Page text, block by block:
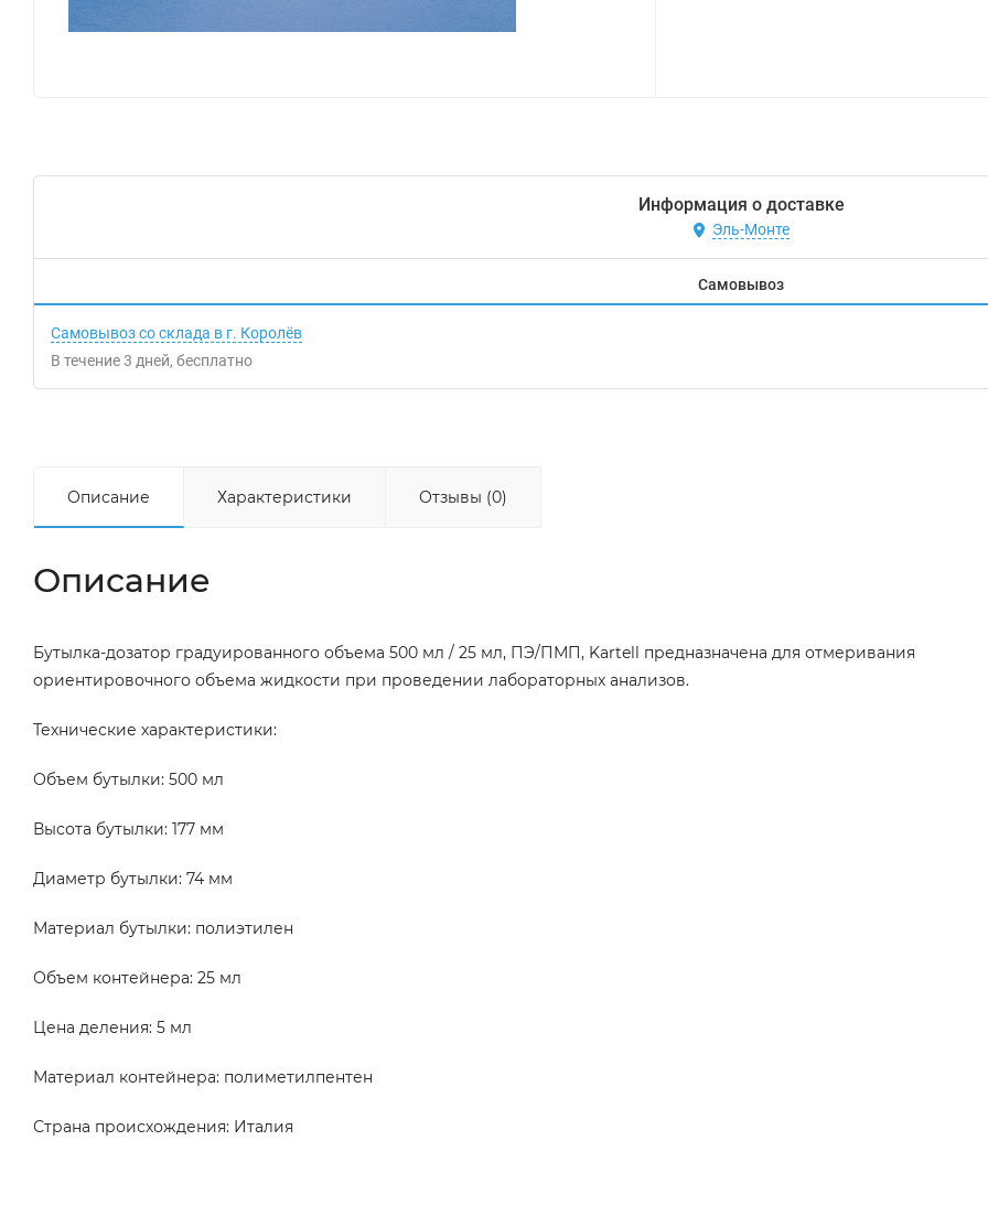
Информация о доставке
Эль-Монте
Самовывоз
Самовывоз со склада в г. Королёв
В течение3 дней Бесплатно
Описание Характеристики Отзывы (0)
Описание
Бутылка-дозатор градуированного объема 500 мл / 25 мл, ПЭ/ПМП, Kartell предназначена для отмеривания
ориентировочного объема жидкости при проведении лабораторных анализов.
Технические характеристики:
Объем бутылки: 500 мл
Высота бутылки: 177 мм
Диаметр бутылки: 74 мм
Материал бутылки: полиэтилен
Объем контейнера: 25 мл
Цена деления: 5 мл
Материал контейнера: полиметилпентен
Страна происхождения: Италия